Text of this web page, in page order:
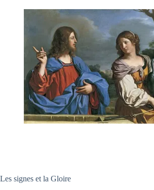
Les signes et la Gloire